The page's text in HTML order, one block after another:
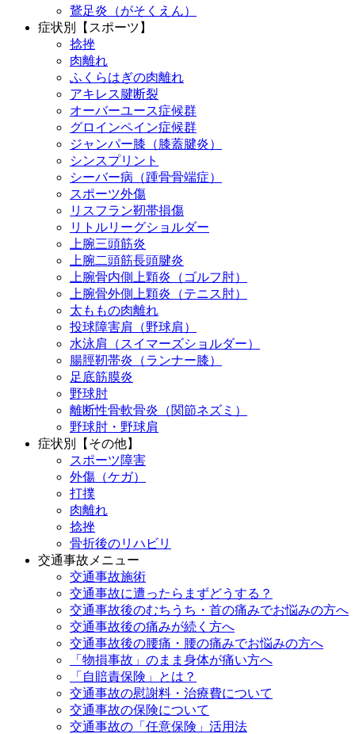
鵞足炎（がそくえん）
症状別【スポーツ】
捻挫
肉離れ
ふくらはぎの肉離れ
アキレス腱断裂
オーバーユース症候群
グロインペイン症候群
ジャンパー膝（膝蓋腱炎）
シンスプリント
シーバー病（踵骨骨端症）
スポーツ外傷
リスフラン靭帯損傷
リトルリーグショルダー
上腕三頭筋炎
上腕二頭筋長頭腱炎
上腕骨内側上顆炎（ゴルフ肘）
上腕骨外側上顆炎（テニス肘）
太ももの肉離れ
投球障害肩（野球肩）
水泳肩（スイマーズショルダー）
腸脛靭帯炎（ランナー膝）
足底筋膜炎
野球肘
離断性骨軟骨炎（関節ネズミ）
野球肘・野球肩
症状別【その他】
スポーツ障害
外傷（ケガ）
打撲
肉離れ
捻挫
骨折後のリハビリ
交通事故メニュー
交通事故施術
交通事故に遭ったらまずどうする？
交通事故後のむちうち・首の痛みでお悩みの方へ
交通事故後の痛みが続く方へ
交通事故後の腰痛・腰の痛みでお悩みの方へ
「物損事故」のまま身体が痛い方へ
「自賠責保険」とは？
交通事故の慰謝料・治療費について
交通事故の保険について
交通事故の「任意保険」活用法